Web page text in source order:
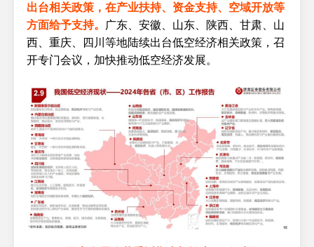
出台相关政策，在产业扶持、资金支持、空域开放等
方面给予支持。
广东、安徽、山东、陕西、甘肃、山
西、重庆、四川等地陆续出台低空经济相关政策，召
开专门会议，加快推动低空经济发展。